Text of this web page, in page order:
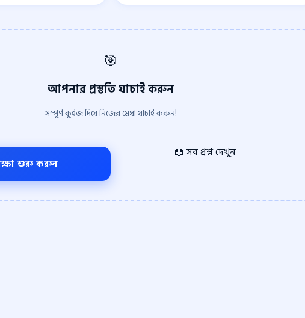
🎯
আপনার প্রস্তুতি যাচাই করুন
সম্পূর্ণ কুইজ দিয়ে নিজের মেধা যাচাই করুন!
শুরু করুন
📖 সব প্রশ্ন দেখুন